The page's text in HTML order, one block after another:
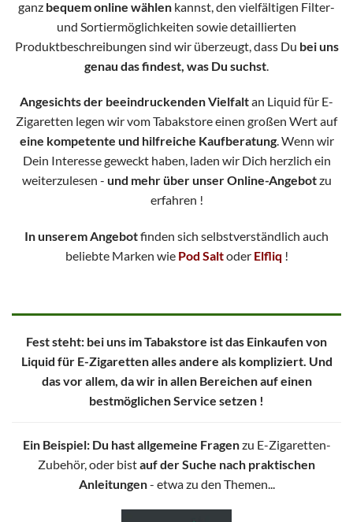
ganz bequem online wählen kannst, den vielfältigen Filter-
und Sortiermöglichkeiten sowie detaillierten
Produktbeschreibungen sind wir überzeugt, dass Du bei uns
genau das findest, was Du suchst
Angesichts der beeindruckenden Vielfaltan Liquid für E-
Zigaretten legen wir vom Tabakstore einen großen Wert auf
eine kompetente und hilfreiche Kaufberatung. Wenn wir
Dein Interesse geweckt haben, laden wir Dich herzlich ein
weiterzulesen - und mehr über unser Online-Angebotzu
erfahren !
In unserem Angebotfinden sich selbstverständlich auch
beliebte Marken wie Pod Saltoder Elfliq !
Fest steht: bei uns im Tabakstore ist das Einkaufen von
Liquid für E-Zigaretten alles andere als kompliziert. Und
das vor allem, da wir in allen Bereichen auf einen
bestmöglichen Service setzen !
Ein Beispiel: Du hast allgemeine Fragenzu E-Zigaretten-
Zubehör, oder bistauf der Suche nach praktischen
Anleitungen- etwa zu den Themen...